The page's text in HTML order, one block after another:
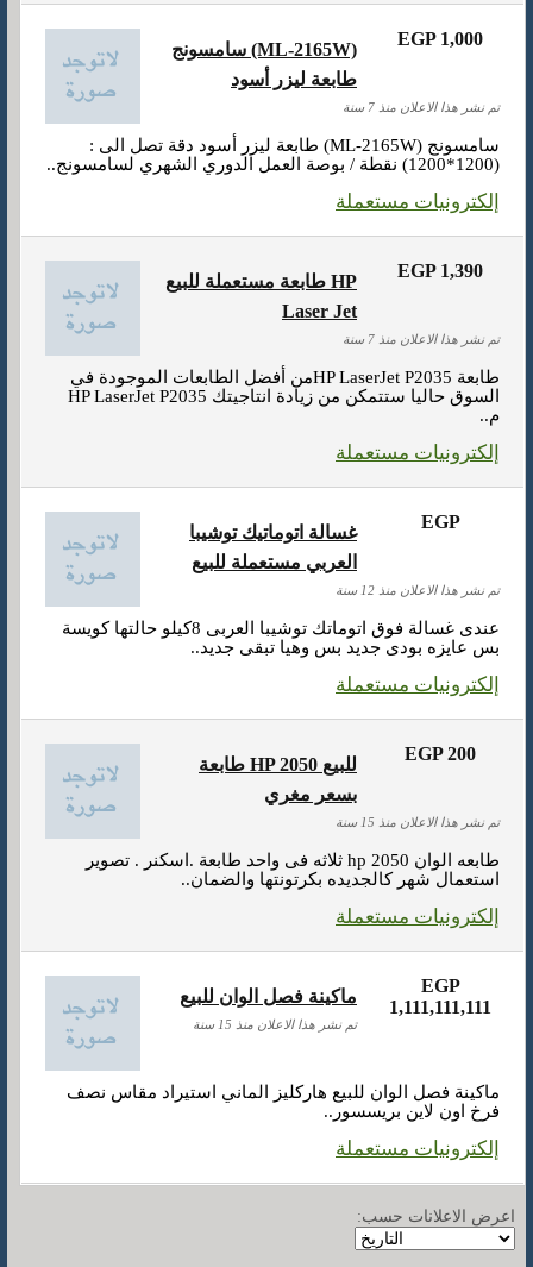
EGP 1,000
سامسونج (ML-2165W) طابعة ليزر أسود دقة تصل الى :
(1200*1200) نقطة / بوصة العمل الدوري الشهري لسامسونج..
إلكترونيات مستعملة
سامسونج (ML-2165W)
طابعة ليزر أسود
تم نشر هذا الاعلان منذ 7 سنة
EGP 1,390
طابعة HP LaserJet P2035من أفضل الطابعات الموجودة في
السوق حاليا ستتمكن من زيادة انتاجيتك HP LaserJet P2035
م..
إلكترونيات مستعملة
طابعة مستعملة للبيع HP
Laser Jet
تم نشر هذا الاعلان منذ 7 سنة
EGP
عندى غسالة فوق اتوماتك توشيبا العربى 8كيلو حالتها كويسة
بس عايزه بودى جديد بس وهيا تبقى جديد..
إلكترونيات مستعملة
غسالة اتوماتيك توشيبا
العربي مستعملة للبيع
تم نشر هذا الاعلان منذ 12 سنة
EGP 200
طابعه الوان hp 2050 ثلاثه فى واحد طابعة .اسكنر . تصوير
استعمال شهر كالجديده بكرتونتها والضمان..
إلكترونيات مستعملة
طابعة HP 2050 للبيع
بسعر مغري
تم نشر هذا الاعلان منذ 15 سنة
EGP
1,111,111,111
ماكينة فصل الوان للبيع هاركليز الماني استيراد مقاس نصف
فرخ اون لاين بريسسور..
إلكترونيات مستعملة
ماكينة فصل الوان للبيع
تم نشر هذا الاعلان منذ 15 سنة
اعرض الاعلانات حسب: